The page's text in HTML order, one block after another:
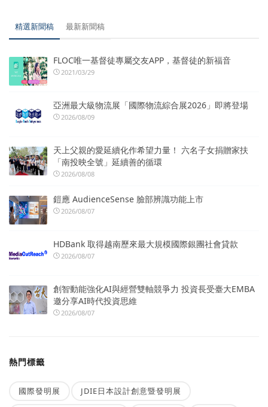
精選新聞稿 最新新聞稿
FLOC唯一基督徒專屬交友APP，基督徒的新福音
2021/03/29
亞洲最大級物流展「國際物流綜合展2026」即將登場
2026/08/09
天上父親的愛延續化作希望力量！ 六名子女捐贈家扶
「南投映全號」延續善的循環
2026/08/08
鎧應 AudienceSense 臉部辨識功能上市
2026/08/07
HDBank 取得越南歷來最大規模國際銀團社會貸款
2026/08/07
創智動能強化AI與經營雙軸競爭力 投資長受臺大EMBA
邀分享AI時代投資思維
2026/08/07
熱門標籤
國際發明展 JDIE日本設計創意暨發明展